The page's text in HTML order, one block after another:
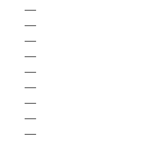
—
—
—
—
—
—
—
—
—